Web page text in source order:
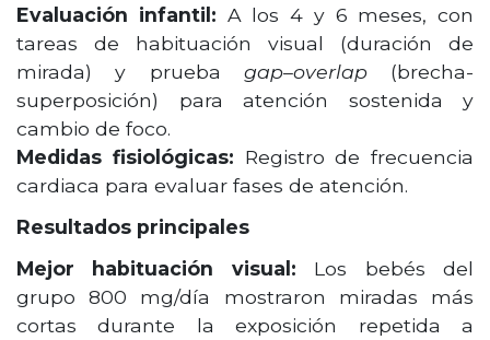
Evaluación infantil: A los 4 y 6 meses, con
tareas de habituación visual (duración de
mirada) y prueba gap–overlap (brecha-
superposición) para atención sostenida y
cambio de foco.
Medidas fisiológicas: Registro de frecuencia
cardiaca para evaluar fases de atención.
Resultados principales
Mejor habituación visual: Los bebés del
grupo 800 mg/día mostraron miradas más
cortas durante la exposición repetida a